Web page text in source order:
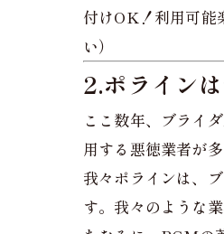
付けOK！利用可能
い）
2.ポライン
ここ数年、ブライ
用する悪徳業者が
我々ポラインは、
す。我々のような